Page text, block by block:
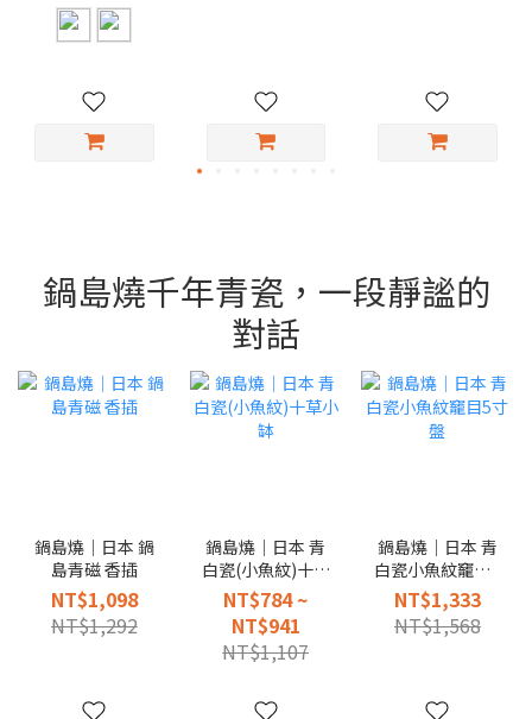
鍋島燒千年青瓷，一段靜謐的
對話
鍋島燒｜日本 鍋
島青磁 香插
NT$1,098
NT$1,292
鍋島燒｜日本 青
白瓷(小魚紋)十草
小缽
NT$784 ~
NT$941
NT$1,107
鍋島燒｜日本 青
白瓷小魚紋竉目5
寸盤
NT$1,333
NT$1,568